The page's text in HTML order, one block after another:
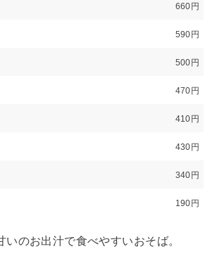
660円
590円
500円
470円
410円
430円
340円
190円
いのお出汁で食べやすいおそば。